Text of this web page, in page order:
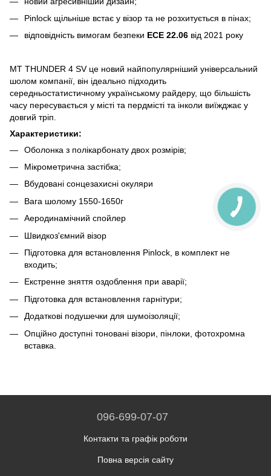
Pinlock щільніше встає у візор та не розхитується в пінах;
відповідність вимогам безпеки ECE 22.06 від 2021 року
MT THUNDER 4 SV це новий найпопулярніший універсальний
шолом компанії, він ідеально підходить
середньостатистичному українському райдеру, що більшість
часу пересувається у місті та пердмісті та інколи виїжджає у
довгий тріп.
Характеристики:
Оболонка з полікарбонату двох розмірів;
Мікрометрична застібка;
Вбудовані сонцезахисні окуляри
Вага шолому 1550-1650г
Аеродинамічний спойлер
Швидкоз'ємний візор
Підготовка для встановлення Pinlock, в комплект не
входить;
Екстренне зняття оздоблення при аварії;
Підготовка для встановлення гарнітури;
Додаткові подушечки для шумоізоляції;
Опційно доступні тоновані візори, пінлоки, фотохромна
вставка.
096-699-07-07
Контакти та графік роботи
Повна версія сайту